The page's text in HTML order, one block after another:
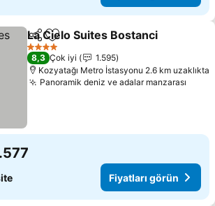
PaylaşFavorilerime ekle
La Cielo Suites Bostanci
4 Yıldız
8,3 Çok iyi
1.595
Kozyatağı Metro İstasyonu 2.6 km uzaklıkta
Panoramik deniz ve adalar manzarası
Fiyatları görün